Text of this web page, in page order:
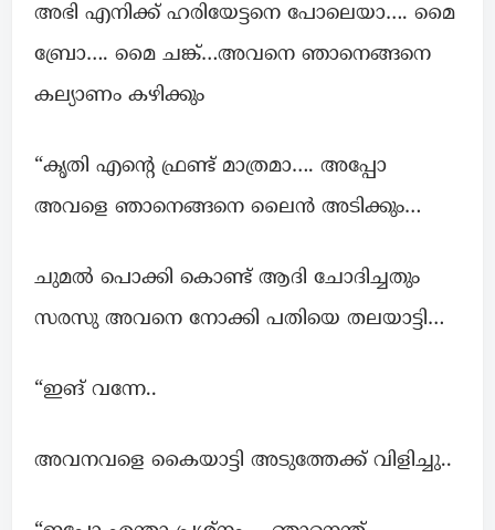
അഭി എനിക്ക് ഹരിയേട്ടനെ പോലെയാ…. മൈ
ബ്രോ…. മൈ ചങ്ക്…അവനെ ഞാനെങ്ങനെ
കല്യാണം കഴിക്കും
“കൃതി എന്റെ ഫ്രണ്ട് മാത്രമാ…. അപ്പോ
അവളെ ഞാനെങ്ങനെ ലൈൻ അടിക്കും…
ചുമൽ പൊക്കി കൊണ്ട് ആദി ചോദിച്ചതും
സരസു അവനെ നോക്കി പതിയെ തലയാട്ടി…
“ഇങ് വന്നേ..
അവനവളെ കൈയാട്ടി അടുത്തേക്ക് വിളിച്ചു..